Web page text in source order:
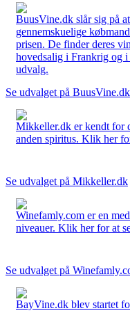
BuusVine.dk slår sig på
gennemskuelige
prisen. De finder deres
hovedsalig i Frankrig og
udvalg.
Se udvalget på BuusVine.dk
Mikkeller.dk er kendt for
anden spiritus. Klik her
Se udvalget på Mikkeller.dk
Winefamly.com er en
niveauer. Klik her for at
Se udvalget på
BayVine.dk blev startet